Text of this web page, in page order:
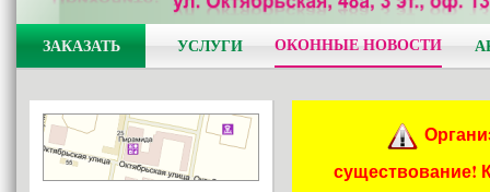
ЗАКАЗАТЬ УСЛУГИ ОКОННЫЕ НОВОСТИ
существование!